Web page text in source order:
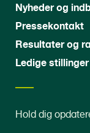
Nyheder og
Pressekontakt
Resultater og
Ledige stillinger
Hold dig